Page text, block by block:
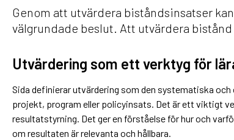
Genom att utvärdera biståndsinsatser
välgrundade beslut. Att utvärdera
Utvärdering som ett verktyg för
Sida definierar utvärdering som den systematiska
projekt, program eller policyinsats. Det är ett viktigt
resultatstyrning. Det ger en förståelse för hur och
om resultaten är relevanta och hållbara.